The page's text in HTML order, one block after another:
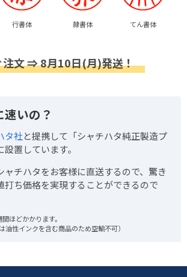
行書体 隷書体 てん書体
注文 ⇒ 8月10日(月)発送！
いの？
タ社と提携して「シャチハタ純正製造プ
置しています。
ャチハタをお客様に直送するので、驚き
打ち価格を実現することができるので
ほどかかります。
油性インクを含む商品のため空輸不可）